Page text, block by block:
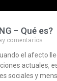
– Qué es?
comentarios
actuales,
sociales y